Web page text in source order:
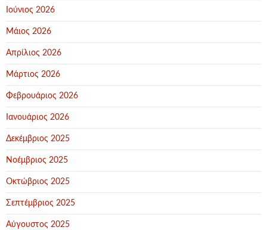
Ιούνιος 2026
Μάιος 2026
Απρίλιος 2026
Μάρτιος 2026
Φεβρουάριος 2026
Ιανουάριος 2026
Δεκέμβριος 2025
Νοέμβριος 2025
Οκτώβριος 2025
Σεπτέμβριος 2025
Αύγουστος 2025